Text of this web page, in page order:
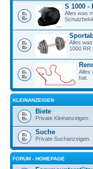
S 1000 -
Alles was
Alles
1000 RR
Alles
hat.
KLEINANZEIGEN
Biete
Private Kleinanzeigen.
Suche
Private Suchanzeigen.
FORUM - HOMEPAGE